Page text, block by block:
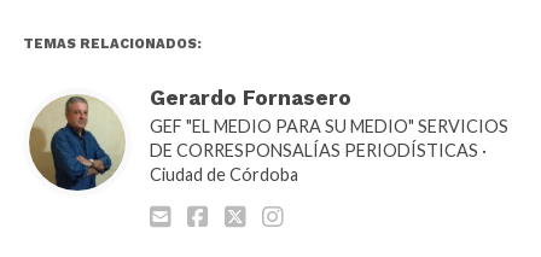
legislación vigente y las normas de Derecho
lnternacional -que se suscriben en el marco de la
Convención sobre los Derechos de las Personas con
Discapacidad- proveer una nueva herramienta
lingüística al personal de la Municipalidad de
TEMAS RELACIONADOS:
Gerardo Fornasero
GEF "EL MEDIO PARA SU MEDIO" SERVICIOS
DE CORRESPONSALÍAS PERIODÍSTICAS ·
Ciudad de Córdoba